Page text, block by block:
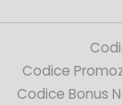
Codice
Codice Bonus